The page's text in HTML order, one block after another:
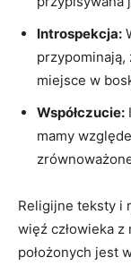
Introspekcja:
przypominają,
miejsce w
Współczucie:
mamy
Religijne teksty i
więź człowieka
‍położonych jest